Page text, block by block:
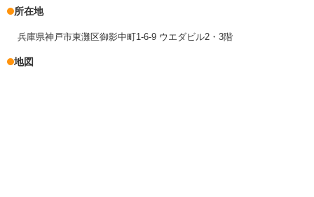
所在地
兵庫県神戸市東灘区御影中町1-6-9 ウエダビル2・3階
地図